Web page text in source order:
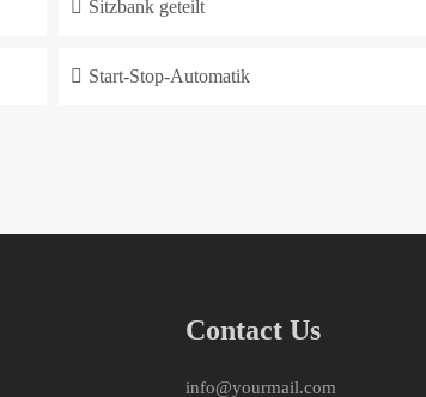
Sitzbank geteilt
Start-Stop-Automatik
Contact Us
info@yourmail.com